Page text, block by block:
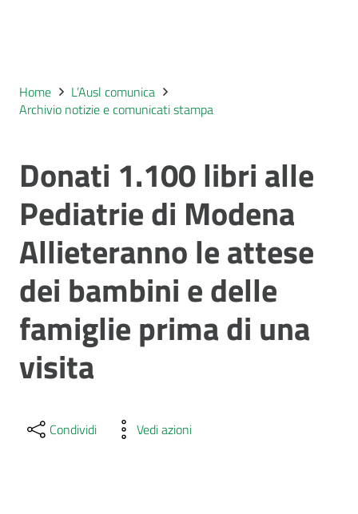
Home
L’Ausl comunica
Archivio notizie e comunicati stampa
Donati 1.100 libri alle
Pediatrie di Modena
Allieteranno le attese
dei bambini e delle
famiglie prima di una
visita
Condividi Vedi azioni